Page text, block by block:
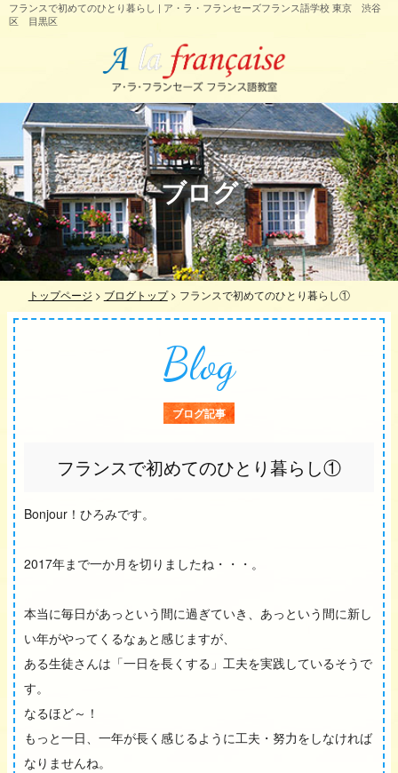
フランスで初めてのひとり暮らし | ア・ラ・フランセーズフランス語学校 東京 渋谷
区 目黒区
ブログ
トップページ > ブログトップ> フランスで初めてのひとり暮らし①
Blog
ブログ記事
フランスで初めてのひとり暮らし①
Bonjour！ひろみです。
2017年まで一か月を切りましたね・・・。
本当に毎日があっという間に過ぎていき、あっという間に新し
い年がやってくるなぁと感じますが、
ある生徒さんは「一日を長くする」工夫を実践しているそうで
す。
なるほど～！
もっと一日、一年が長く感じるように工夫・努力をしなければ
なりませんね。